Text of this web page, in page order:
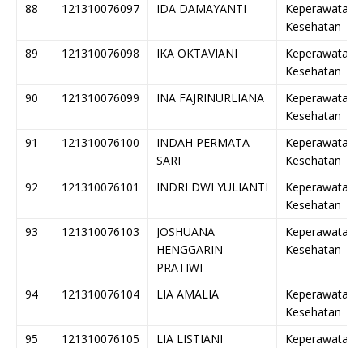
88
121310076097 IDA DAMAYANTI
Keperawatan
Kesehatan
89
121310076098 IKA OKTAVIANI
Keperawatan
Kesehatan
90
121310076099 INA FAJRINURLIANA
Keperawatan
Kesehatan
91
121310076100
INDAH PERMATA
SARI
Keperawatan
Kesehatan
92
121310076101 INDRI DWI YULIANTI
Keperawatan
Kesehatan
93
121310076103
JOSHUANA
HENGGARIN
PRATIWI
Keperawatan
Kesehatan
94 121310076104 LIA AMALIA
Keperawatan
Kesehatan
95
121310076105 LIA LISTIANI
Keperawatan